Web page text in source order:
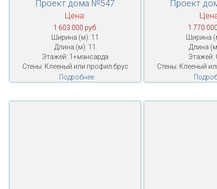
Проект дома №547
Цена:
1 603 000 руб.
Ширина (м): 11
Длина (м): 11
Этажей: 1+мансарда
Стены: Клееный или профил.брус
Подробнее
Проект
1 770
Ширина
Длина
Этажей:
Стены: Клееный